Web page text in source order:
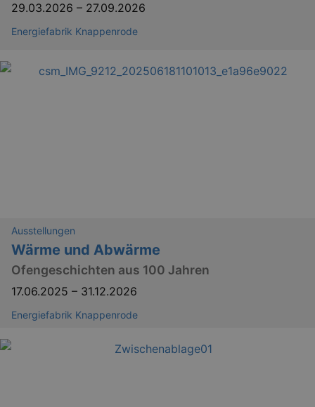
29.03.2026 – 27.09.2026
Energiefabrik Knappenrode
Ausstellungen
Wärme und Abwärme
Ofengeschichten aus 100 Jahren
17.06.2025 – 31.12.2026
Energiefabrik Knappenrode